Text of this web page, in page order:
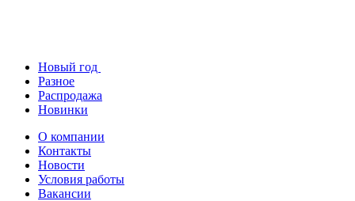
Новый год
Разное
Распродажа
Новинки
О компании
Контакты
Новости
Условия работы
Вакансии